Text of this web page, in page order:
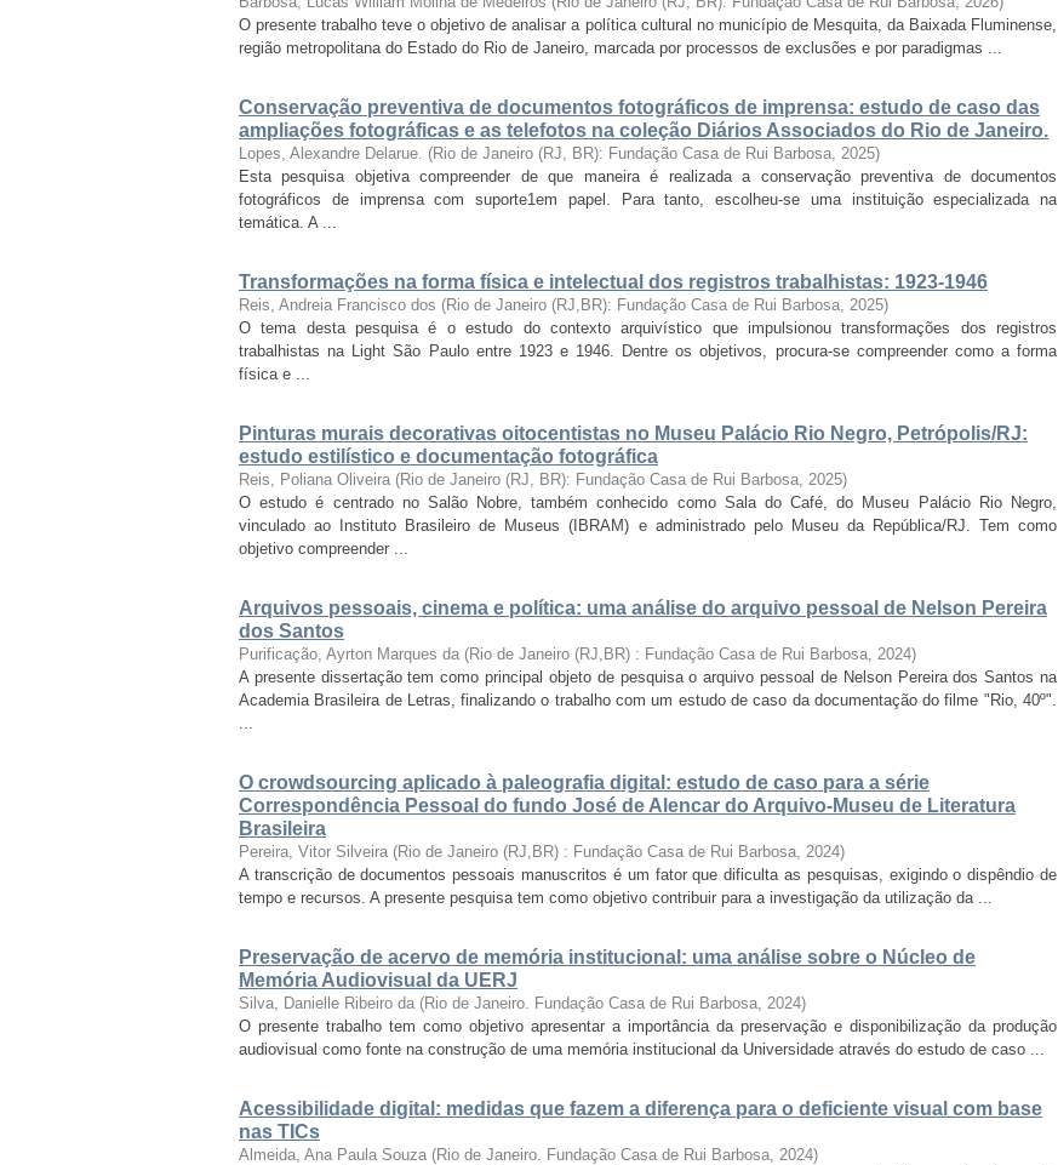
O presente trabalho teve o objetivo de analisar a política cultural no município de Mesquita, da Baixada Fluminense,
região metropolitana do Estado do Rio de Janeiro, marcada por processos de exclusões e por paradigmas ...
Conservação preventiva de documentos fotográficos de imprensa: estudo de caso das
ampliações fotográficas e as telefotos na coleção Diários Associados do Rio de Janeiro.
Lopes, Alexandre Delarue. (Rio de Janeiro (RJ, BR): Fundação Casa de Rui Barbosa, 2025)
Esta pesquisa objetiva compreender de que maneira é realizada a conservação preventiva de documentos
fotográficos de imprensa com suporte1em papel. Para tanto, escolheu-se uma instituição especializada na
temática. A ...
Transformações na forma física e intelectual dos registros trabalhistas: 1923-1946
Reis, Andreia Francisco dos (Rio de Janeiro (RJ,BR): Fundação Casa de Rui Barbosa, 2025)
O tema desta pesquisa é o estudo do contexto arquivístico que impulsionou transformações dos registros
trabalhistas na Light São Paulo entre 1923 e 1946. Dentre os objetivos, procura-se compreender como a forma
física e ...
Pinturas murais decorativas oitocentistas no Museu Palácio Rio Negro, Petrópolis/RJ:
estudo estilístico e documentação fotográfica
Reis, Poliana Oliveira (Rio de Janeiro (RJ, BR): Fundação Casa de Rui Barbosa, 2025)
O estudo é centrado no Salão Nobre, também conhecido como Sala do Café, do Museu Palácio Rio Negro,
vinculado ao Instituto Brasileiro de Museus (IBRAM) e administrado pelo Museu da República/RJ. Tem como
objetivo compreender ...
Arquivos pessoais, cinema e política: uma análise do arquivo pessoal de Nelson Pereira
dos Santos
Purificação, Ayrton Marques da (Rio de Janeiro (RJ,BR) : Fundação Casa de Rui Barbosa, 2024)
A presente dissertação tem como principal objeto de pesquisa o arquivo pessoal de Nelson Pereira dos Santos na
Academia Brasileira de Letras, finalizando o trabalho com um estudo de caso da documentação do filme "Rio, 40º".
...
O crowdsourcing aplicado à paleografia digital: estudo de caso para a série
Correspondência Pessoal do fundo José de Alencar do Arquivo-Museu de Literatura
Brasileira
Pereira, Vitor Silveira (Rio de Janeiro (RJ,BR) : Fundação Casa de Rui Barbosa, 2024)
A transcrição de documentos pessoais manuscritos é um fator que dificulta as pesquisas, exigindo o dispêndio de
tempo e recursos. A presente pesquisa tem como objetivo contribuir para a investigação da utilização da ...
Preservação de acervo de memória institucional: uma análise sobre o Núcleo de
Memória Audiovisual da UERJ
Silva, Danielle Ribeiro da (Rio de Janeiro. Fundação Casa de Rui Barbosa, 2024)
O presente trabalho tem como objetivo apresentar a importância da preservação e disponibilização da produção
audiovisual como fonte na construção de uma memória institucional da Universidade através do estudo de caso ...
Acessibilidade digital: medidas que fazem a diferença para o deficiente visual com base
nas TICs
Almeida, Ana Paula Souza (Rio de Janeiro. Fundação Casa de Rui Barbosa, 2024)